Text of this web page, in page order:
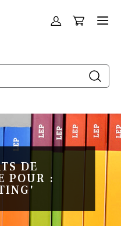
Allez
Panier
DE
POUR :